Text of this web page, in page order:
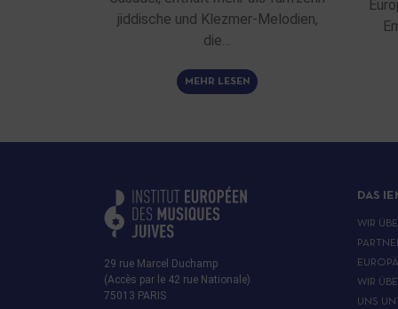
jiddische und Klezmer-Melodien,
die…
MEHR LESEN
29 rue Marcel Duchamp
(Accès par le 42 rue Nationale)
75013 PARIS
DAS
WIR
WIR
UNS